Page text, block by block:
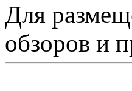
Для
обзоров и